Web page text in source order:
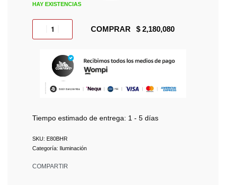
HAY EXISTENCIAS
COMPRAR
Tiempo estimado de entrega: 1 - 5 días
E80BHR
Categoría: Iluminación
COMPARTIR